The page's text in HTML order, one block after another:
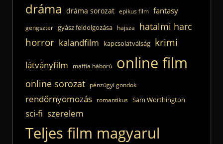
dráma dráma sorozat epikus film fantasy
gengszter gyász feldolgozása hajsza hatalmi harc
horror kalandfilm kapcsolatválság krimi
látványfilm maffia háború online film
online sorozat pénzügyi gondok
rendőrnyomozás romantikus Sam Worthington
sci-fi szerelem
Teljes film magyarul